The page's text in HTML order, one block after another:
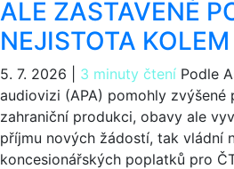
ALE ZASTAVENÉ
NEJISTOTA
5. 7. 2026 3 minuty čtení Podle
audiovizi (APA) pomohly
zahraniční produkci, obavy ale
příjmu nových žádostí, tak vládní
koncesionářských poplatků pro